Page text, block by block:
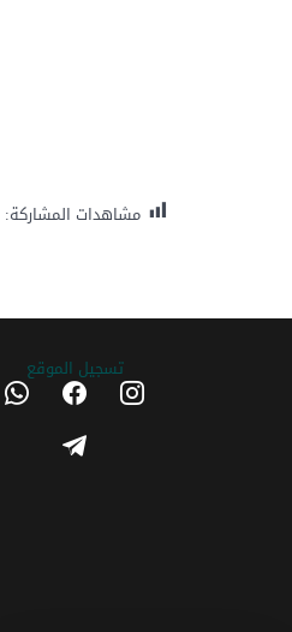
مشاهدات المشاركة:
تسجیل الموقعinstagram
facebook
whatsapp
telegram